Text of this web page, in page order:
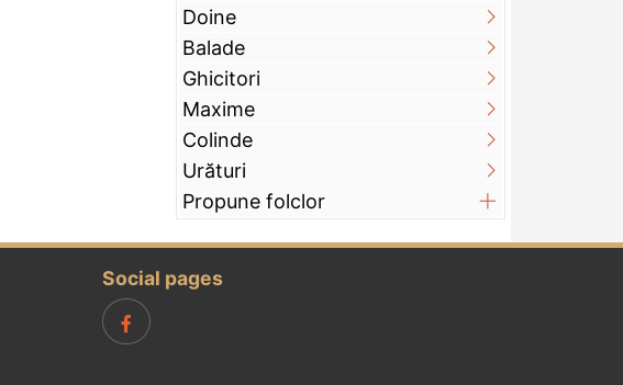
Doine
Balade
Ghicitori
Maxime
Colinde
Urături
Propune folclor
Social pages